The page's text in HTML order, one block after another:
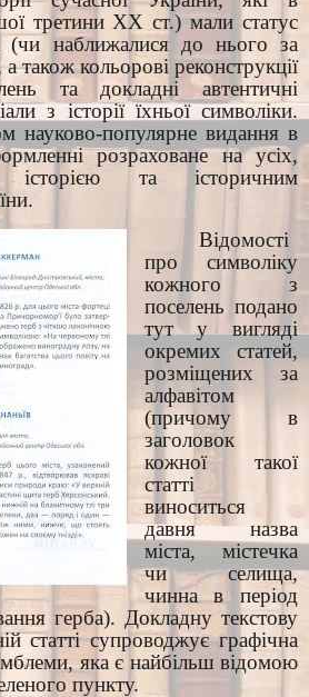
третини XX ст.) мали статус
(чи наближалися до нього за
також кольорові реконструкції
та докладні автентичні
з історії їхньої символіки.
науково-популярне видання в
розраховане на усіх,
історією та історичним
Відомості
про символіку
кожного з
поселень подано
тут у вигляді
окремих статей,
розміщених за
алфавітом
(причому в
заголовок
кожної такої
статті
виноситься
давня назва
міста, містечка
чи селища,
чинна в період
герба). Докладну текстову
статті супроводжує графічна
яка є найбільш відомою
пункту.